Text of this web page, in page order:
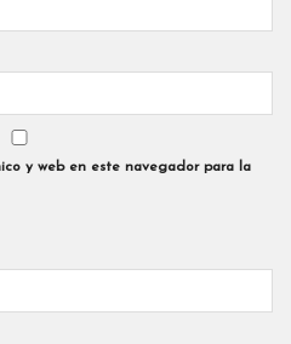
y web en este navegador para la